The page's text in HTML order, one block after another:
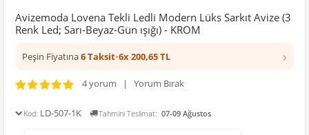
Avizemoda Lovena Tekli Ledli Modern Lüks Sarkıt Avize (3
Renk Led; Sarı-Beyaz-Gün ışığı) - KROM
Peşin Fiyatına6 Taksit•6x 200,65 TL ›
4 yorum | Yorum Bırak
Kod: LD-507-1K Tahmini Teslimat: 07-09 Ağustos